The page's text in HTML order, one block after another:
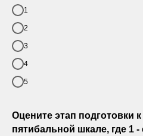
1
2
3
4
5
Оцените этап подготовки
пятибальной шкале, где 1